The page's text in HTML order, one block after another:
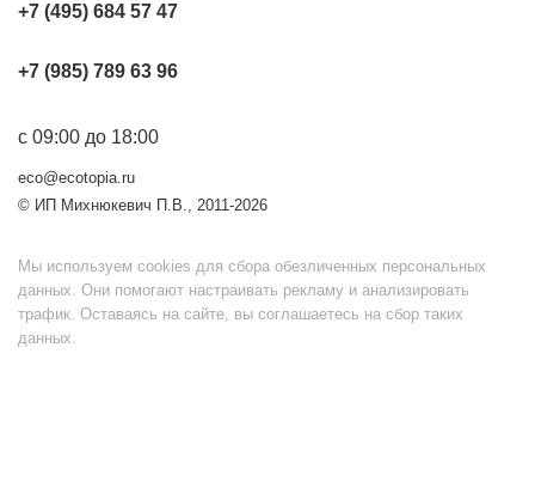
+7 (495) 684 57 47
+7 (985) 789 63 96
с 09:00 до 18:00
eco@ecotopia.ru
© ИП Михнюкевич П.В., 2011-2026
Мы используем cookies для сбора обезличенных персональных
данных. Они помогают настраивать рекламу и анализировать
трафик. Оставаясь на сайте, вы соглашаетесь на сбор таких
данных.